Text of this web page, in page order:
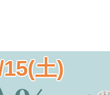
土)